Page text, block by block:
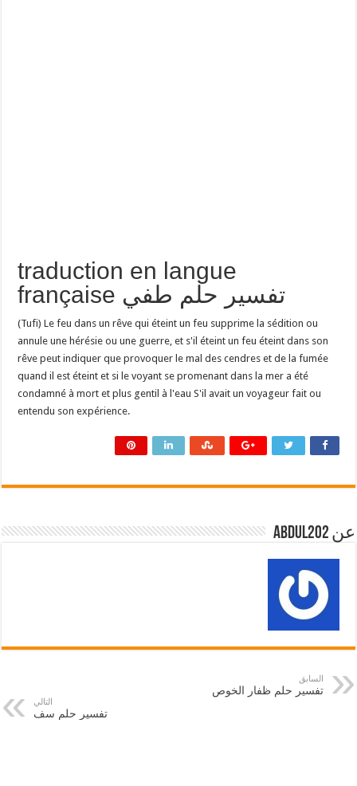
traduction en langue
française تفسير حلم طفي
(Tufi) Le feu dans un rêve qui éteint un feu supprime la sédition ou
annule une hérésie ou une guerre, et s'il éteint un feu éteint dans son
rêve peut indiquer que provoquer le mal des cendres et de la fumée
quand il est éteint et si le voyant se promenant dans la mer a été
condamné à mort et plus gentil à l'eau S'il avait un voyageur fait ou
entendu son expérience.
عن abdul202
السابق
تفسير حلم ظفار الخوص
التالي
تفسير حلم سف